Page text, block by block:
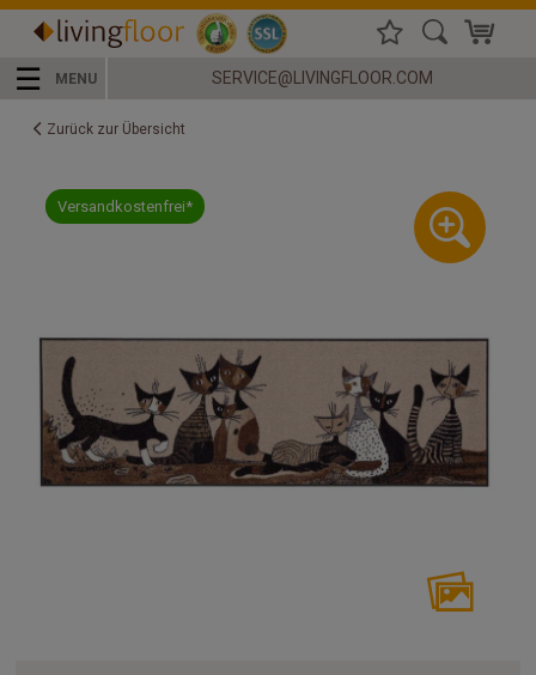
☰ MENU SERVICE@LIVINGFLOOR.COM
Zurück zur Übersicht
Versandkostenfrei*